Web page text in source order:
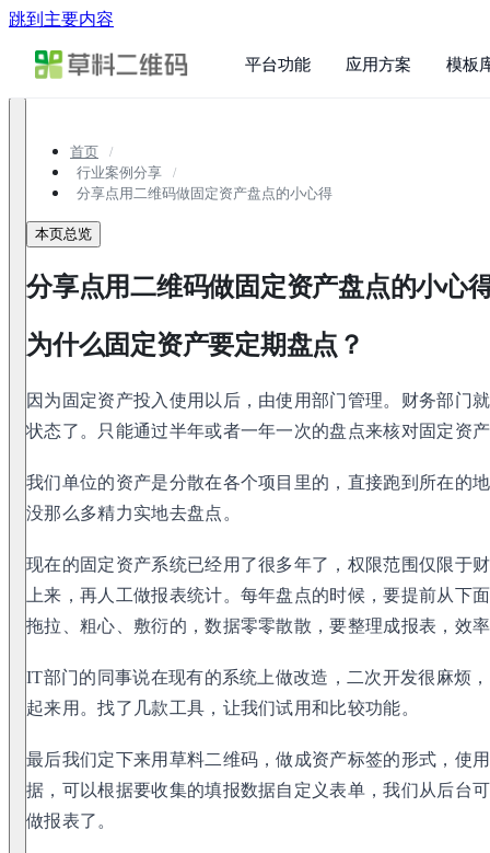
跳到主要内容
平台功能 应用方案 模板
首页
行业案例分享
分享点用二维码做固定资产盘点的小心得
本页总览
分享点用二维码做固定资产盘点的小心
为什么固定资产要定期盘点？
因为固定资产投入使用以后，由使用部门管理。财务部门
状态了。只能通过半年或者一年一次的盘点来核对固定资
我们单位的资产是分散在各个项目里的，直接跑到所在的
没那么多精力实地去盘点。
现在的固定资产系统已经用了很多年了，权限范围仅限于
上来，再人工做报表统计。每年盘点的时候，要提前从下
拖拉、粗心、敷衍的，数据零零散散，要整理成报表，效
IT部门的同事说在现有的系统上做改造，二次开发很麻烦
起来用。找了几款工具，让我们试用和比较功能。
最后我们定下来用草料二维码，做成资产标签的形式，使
据，可以根据要收集的填报数据自定义表单，我们从后台
做报表了。